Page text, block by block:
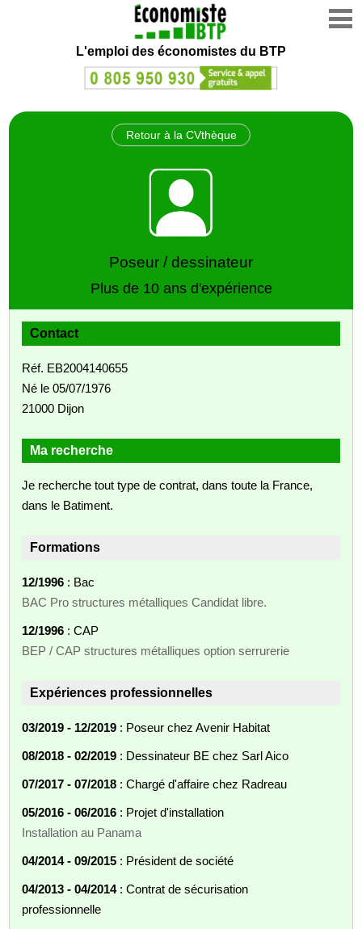
L'emploi des économistes du BTP
Retour à la CVthèque
Poseur / dessinateur
Plus de 10 ans d'expérience
Contact
Réf. EB2004140655
Né le 05/07/1976
21000 Dijon
Ma recherche
Je recherche tout type de contrat, dans toute la France,
dans le Batiment.
Formations
12/1996 : Bac
BAC Pro structures métalliques Candidat libre.
12/1996 : CAP
BEP / CAP structures métalliques option serrurerie
Expériences professionnelles
03/2019 - 12/2019 : Poseur chez Avenir Habitat
08/2018 - 02/2019 : Dessinateur BE chez Sarl Aico
07/2017 - 07/2018 : Chargé d'affaire chez Radreau
05/2016 - 06/2016 : Projet d'installation
Installation au Panama
04/2014 - 09/2015 : Président de société
04/2013 - 04/2014: Contrat de sécurisation
professionnelle